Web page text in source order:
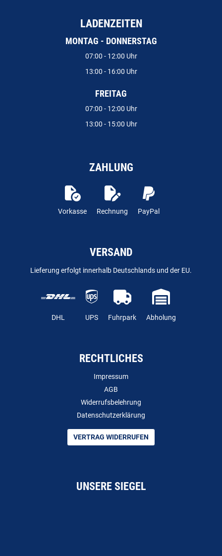
LADENZEITEN
MONTAG - DONNERSTAG
07:00 - 12:00 Uhr
13:00 - 16:00 Uhr
FREITAG
07:00 - 12:00 Uhr
13:00 - 15:00 Uhr
ZAHLUNG
Vorkasse Rechnung PayPal
VERSAND
Lieferung erfolgt innerhalb Deutschlands und der EU.
DHL UPS Fuhrpark Abholung
RECHTLICHES
Impressum
AGB
Widerrufsbelehrung
Datenschutzerklärung
VERTRAG WIDERRUFEN
UNSERE SIEGEL